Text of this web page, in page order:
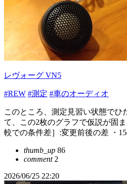
レヴォーグ VN5
#REW #測定 #車のオーディオ
このところ、測定見習い状態でひ
て、この2枚のグラフで仮説が固
較での条件差］:変更前後の差 ・
thumb_up 86
comment2
2026/06/25 22:20